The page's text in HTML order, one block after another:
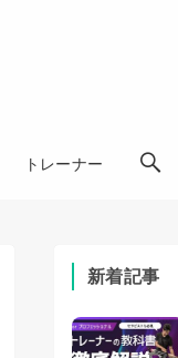
トレーナー
新着記事